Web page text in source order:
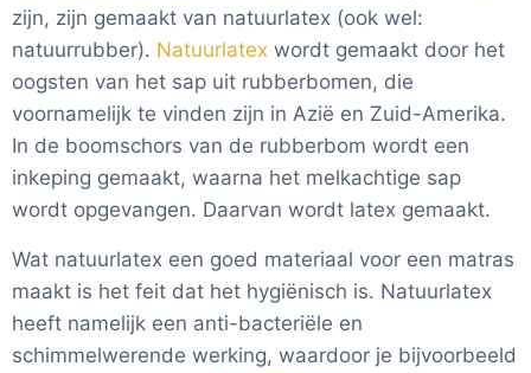
zijn, zijn gemaakt van natuurlatex (ook wel:
natuurrubber). Natuurlatex wordt gemaakt door het
oogsten van het sap uit rubberbomen, die
voornamelijk te vinden zijn in Azië en Zuid-Amerika.
In de boomschors van de rubberbom wordt een
inkeping gemaakt, waarna het melkachtige sap
wordt opgevangen. Daarvan wordt latex gemaakt.
Wat natuurlatex een goed materiaal voor een matras
maakt is het feit dat het hygiënisch is. Natuurlatex
heeft namelijk een anti-bacteriële en
schimmelwerende werking, waardoor je bijvoorbeeld